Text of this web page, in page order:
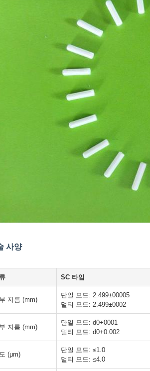
사양
SC 타입
지름 (mm)
단일 모드: 2.499±00005
멀티 모드: 2.499±0002
지름 (mm)
단일 모드: d0+0001
멀티 모드: d0+0.002
(μm)
단일 모드: ≤1.0
멀티 모드: ≤4.0